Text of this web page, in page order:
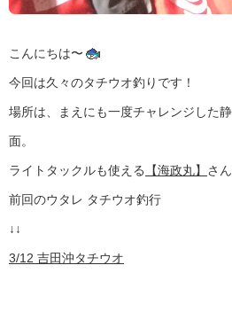
こんにちは〜
今回は久々のタチウオ釣りです！
場所は、まえにも一度チャレンジした
面。
ライトタックルも使える 【海政丸】 さ
前回のウタレ タチウオ釣行
↓↓
3/12 吉田沖タチウオ